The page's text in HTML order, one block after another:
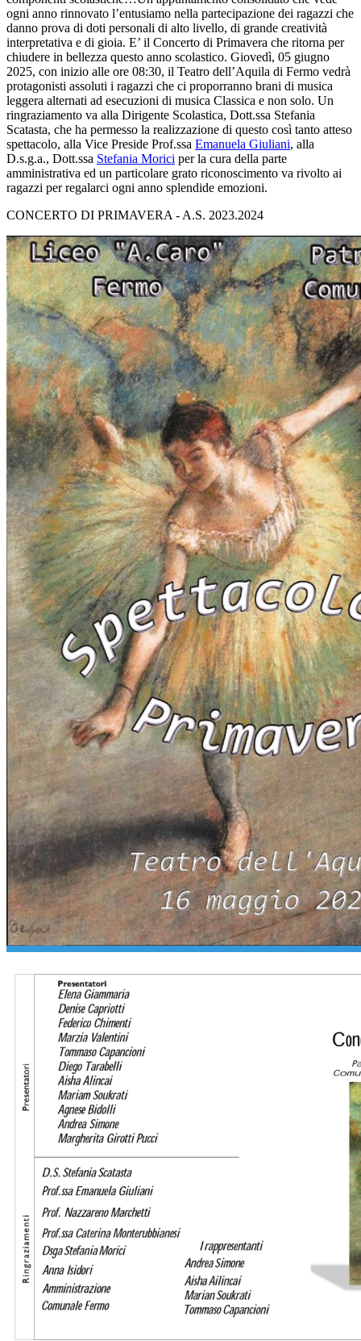
ogni anno rinnovato l’entusiamo nella partecipazione dei ragazzi che
danno prova di doti personali di alto livello, di grande creatività
interpretativa e di gioia. E’ il Concerto di Primavera che ritorna per
chiudere in bellezza questo anno scolastico. Giovedì, 05 giugno
2025, con inizio alle ore 08:30, il Teatro dell’Aquila di Fermo vedrà
protagonisti assoluti i ragazzi che ci proporranno brani di musica
leggera alternati ad esecuzioni di musica Classica e non solo. Un
ringraziamento va alla Dirigente Scolastica, Dott.ssa Stefania
Scatasta, che ha permesso la realizzazione di questo così tanto atteso
spettacolo, alla Vice Preside Prof.ssa Emanuela Giuliani, alla
D.s.g.a., Dott.ssa Stefania Morici per la cura della parte
amministrativa ed un particolare grato riconoscimento va rivolto ai
ragazzi per regalarci ogni anno splendide emozioni.
CONCERTO DI PRIMAVERA - A.S. 2023.2024